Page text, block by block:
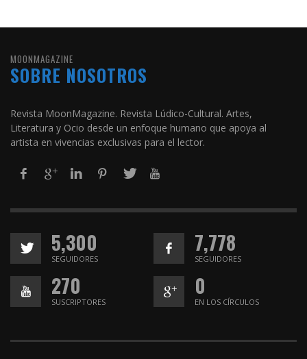
MOONMAGAZINE
SOBRE NOSOTROS
Revista MoonMagazine. Revista Lúdico-Cultural. Artes,
Literatura y Ocio desde un enfoque humano que apoya al
artista en vivencias exclusivas para el lector.
5,300
SEGUIDORES
7,778
SEGUIDORES
270
SUSCRIPTORES
0
EN LOS CÍRCULOS